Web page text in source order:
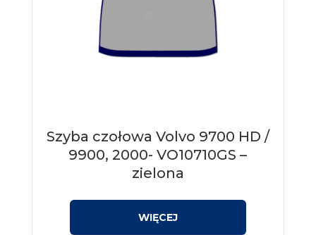
Szyba czołowa Volvo 9700 HD /
9900, 2000- VO10710GS –
zielona